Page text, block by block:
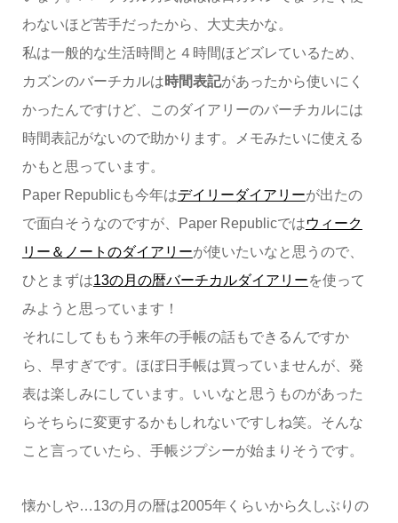
わないほど苦手だったから、大丈夫かな。
私は一般的な生活時間と４時間ほどズレているため、
カズンのバーチカルは時間表記があったから使いにく
かったんですけど、このダイアリーのバーチカルには
時間表記がないので助かります。メモみたいに使える
かもと思っています。
Paper Republicも今年はデイリーダイアリーが出たの
で面白そうなのですが、Paper Republicではウィーク
リー＆ノートのダイアリーが使いたいなと思うので、
ひとまずは13の月の暦バーチカルダイアリーを使って
みようと思っています！
それにしてももう来年の手帳の話もできるんですか
ら、早すぎです。ほぼ日手帳は買っていませんが、発
表は楽しみにしています。いいなと思うものがあった
らそちらに変更するかもしれないですしね笑。そんな
こと言っていたら、手帳ジプシーが始まりそうです。
懐かしや…13の月の暦は2005年くらいから久しぶりの